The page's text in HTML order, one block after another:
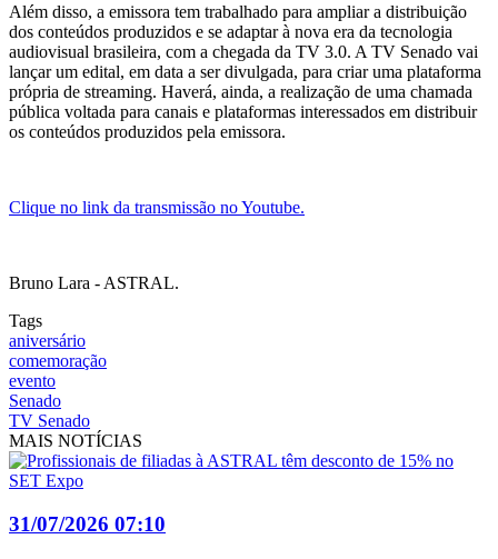
Além disso, a emissora tem trabalhado para ampliar a distribuição
dos conteúdos produzidos e se adaptar à nova era da tecnologia
audiovisual brasileira, com a chegada da TV 3.0. A TV Senado vai
lançar um edital, em data a ser divulgada, para criar uma plataforma
própria de streaming. Haverá, ainda, a realização de uma chamada
pública voltada para canais e plataformas interessados em distribuir
os conteúdos produzidos pela emissora.
Clique no link da transmissão no Youtube.
Bruno Lara - ASTRAL.
Tags
aniversário
comemoração
evento
Senado
TV Senado
MAIS NOTÍCIAS
31/07/2026 07:10